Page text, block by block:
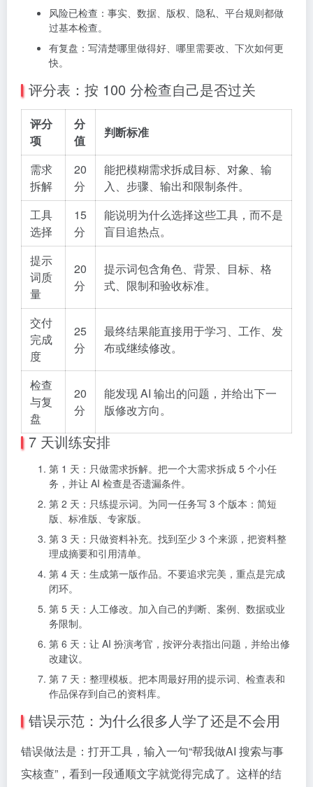
风险已检查：事实、数据、版权、隐私、平台规则都做
过基本检查。
有复盘：写清楚哪里做得好、哪里需要改、下次如何更
快。
评分表：按 100 分检查自己是否过关
评分
项
分
值
判断标准
需求
拆解
20
分
能把模糊需求拆成目标、对象、输
入、步骤、输出和限制条件。
工具
选择
15
分
能说明为什么选择这些工具，而不是
盲目追热点。
提示
词质
量
20
分
提示词包含角色、背景、目标、格
式、限制和验收标准。
交付
完成
度
25
分
最终结果能直接用于学习、工作、发
布或继续修改。
检查
与复
盘
20
分
能发现 AI 输出的问题，并给出下一
版修改方向。
7 天训练安排
第 1 天：只做需求拆解。把一个大需求拆成 5 个小任
务，并让 AI 检查是否遗漏条件。
第 2 天：只练提示词。为同一任务写 3 个版本：简短
版、标准版、专家版。
第 3 天：只做资料补充。找到至少 3 个来源，把资料整
理成摘要和引用清单。
第 4 天：生成第一版作品。不要追求完美，重点是完成
闭环。
第 5 天：人工修改。加入自己的判断、案例、数据或业
务限制。
第 6 天：让 AI 扮演考官，按评分表指出问题，并给出修
改建议。
第 7 天：整理模板。把本周最好用的提示词、检查表和
作品保存到自己的资料库。
错误示范：为什么很多人学了还是不会用
错误做法是：打开工具，输入一句“帮我做AI 搜索与事
实核查”，看到一段通顺文字就觉得完成了。这样的结